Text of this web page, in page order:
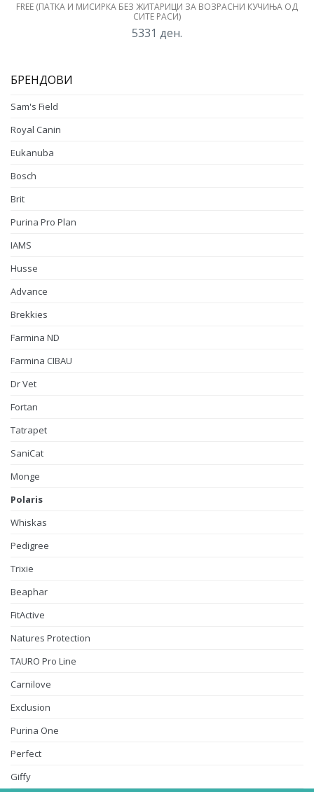
FREE (ПАТКА И МИСИРКА БЕЗ ЖИТАРИЦИ ЗА ВОЗРАСНИ КУЧИЊА ОД
СИТЕ РАСИ)
5331 ден.
БРЕНДОВИ
Sam's Field
Royal Canin
Eukanuba
Bosch
Brit
Purina Pro Plan
IAMS
Husse
Advance
Brekkies
Farmina ND
Farmina CIBAU
Dr Vet
Fortan
Tatrapet
SaniCat
Monge
Polaris
Whiskas
Pedigree
Trixie
Beaphar
FitActive
Natures Protection
TAURO Pro Line
Carnilove
Exclusion
Purina One
Perfect
Giffy